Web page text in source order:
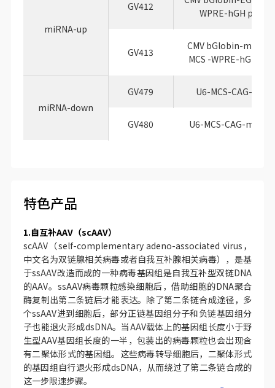
miRNA-up
GV412
WPRE-hGH polyA
GV413
CMV bGlobin-
MCS -WPRE-hGH
miRNA-down
GV479 U6-MCS-CAG-EGFP
GV480 U6-MCS-CAG-
特色产品
1.自互补AAV（scAAV）
scAAV（self-complementary adeno-associated virus，
中文名为双链腺相关病毒或者自我互补腺相关病毒），是基
于ssAAV改造而成的一种病毒基因组是自我互补型双链DNA
的AAV。ssAAV病毒颗粒感染细胞后，借助细胞的DNA聚合
酶复制出第二条链后才能表达。除了第二条链合成途径，多
个ssAAV进到细胞后，部分正链基因组分子和负链基因组分
子也能退火形成dsDNA。当AAV载体上的基因组长度小于野
生型AAV基因组长度的一半，包装出的病毒颗粒也会出现含
有二聚体形式的基因组。这些病毒转导细胞后，二聚体形式
的基因组自行退火形成dsDNA，从而绕过了第二条链合成的
这一步限速步骤。